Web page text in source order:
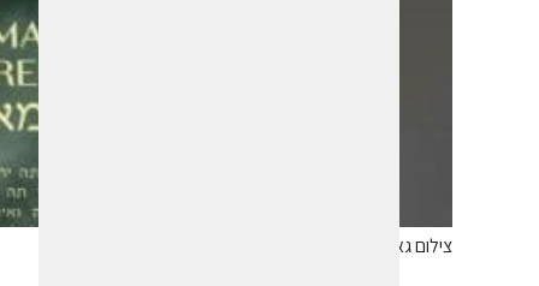
צילום גאיה פלג